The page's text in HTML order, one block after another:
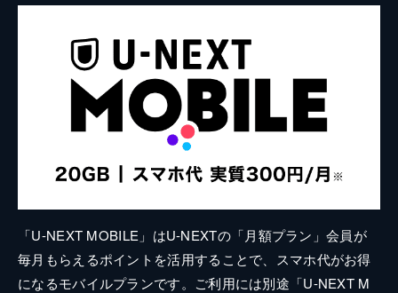
「U-NEXT MOBILE」はU-NEXTの「月額プラン」会員が
毎月もらえるポイントを活用することで、スマホ代がお得
になるモバイルプランです。ご利用には別途「U-NEXT M